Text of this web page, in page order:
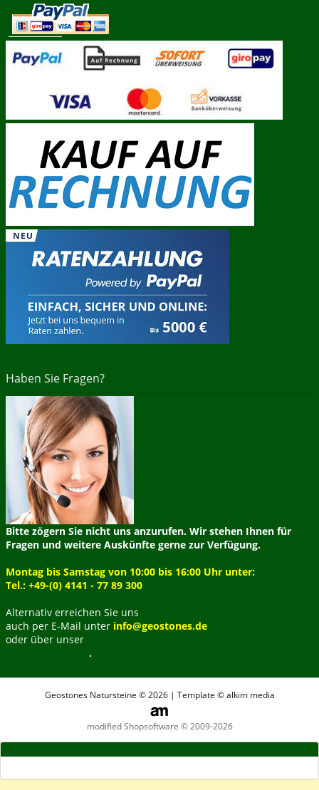
Haben Sie Fragen?
Bitte zögern Sie nicht uns anzurufen. Wir stehen Ihnen für
Fragen und weitere Auskünfte gerne zur Verfügung.
Montag bis Samstag von 10:00 bis 16:00 Uhr unter:
Tel.: +49-(0) 4141 - 77 89 300
Alternativ erreichen Sie uns
auch per E-Mail unter info@geostones.de
oder über unser
.
Geostones Natursteine © 2026 | Template © alkim media
modified Shopsoftware © 2009-2026